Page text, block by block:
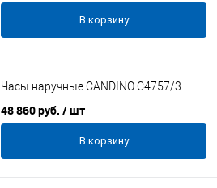
В корзину
Часы наручные CANDINO C4757/3
48 860 руб. / шт
В корзину